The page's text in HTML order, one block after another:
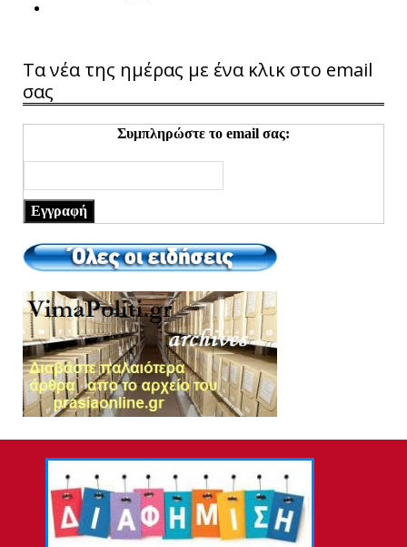
Τα νέα της ημέρας με ένα κλικ στο email
σας
Συμπληρώστε το email σας:
Εγγραφή